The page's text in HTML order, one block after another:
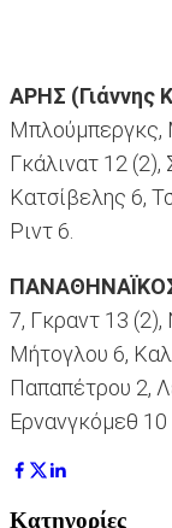
ΑΡΗΣ (Γιάννης
Μπλούμπεργκς,
Γκάλινατ 12
Κατσίβελης 6,
Ριντ 6.
7, Γκραντ 13 (2),
Μήτογλου 6,
Παπαπέτρου 2,
Ερνανγκόμεθ 10
Κατηγορίες